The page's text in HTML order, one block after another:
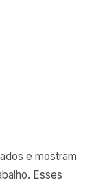
e mostram
Esses